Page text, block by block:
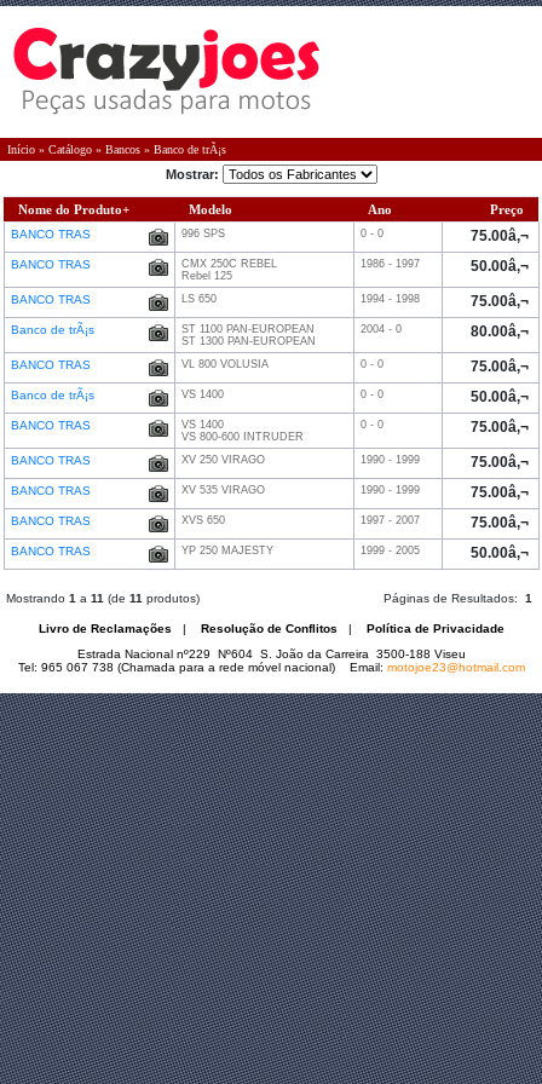
Início » Catálogo » Bancos » Banco de trÃ¡s
Mostrar:
Nome do Produto+ Modelo Ano Preço
BANCO TRAS 996 SPS 0 - 0 75.00â‚¬
BANCO TRAS
CMX 250C REBEL
Rebel 125
1986 - 1997 50.00â‚¬
BANCO TRAS LS 650 1994 - 1998 75.00â‚¬
Banco de trÃ¡s
ST 1100 PAN-EUROPEAN
ST 1300 PAN-EUROPEAN
2004 - 0 80.00â‚¬
BANCO TRAS VL 800 VOLUSIA 0 - 0 75.00â‚¬
Banco de trÃ¡s VS 1400 0 - 0 50.00â‚¬
BANCO TRAS
VS 1400
VS 800-600 INTRUDER
0 - 0 75.00â‚¬
BANCO TRAS XV 250 VIRAGO 1990 - 1999 75.00â‚¬
BANCO TRAS XV 535 VIRAGO 1990 - 1999 75.00â‚¬
BANCO TRAS XVS 650 1997 - 2007 75.00â‚¬
BANCO TRAS YP 250 MAJESTY 1999 - 2005 50.00â‚¬
Mostrando 1 a 11 (de 11 produtos) Páginas de Resultados: 1
Livro de Reclamações | Resolução de Conflitos | Política de Privacidade
Estrada Nacional nº229 Nº604 S. João da Carreira 3500-188 Viseu
Tel: 965 067 738 (Chamada para a rede móvel nacional) Email: motojoe23@hotmail.com